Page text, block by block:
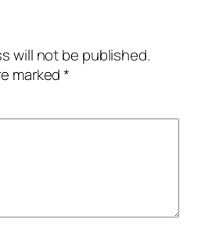
will not be published.
marked*